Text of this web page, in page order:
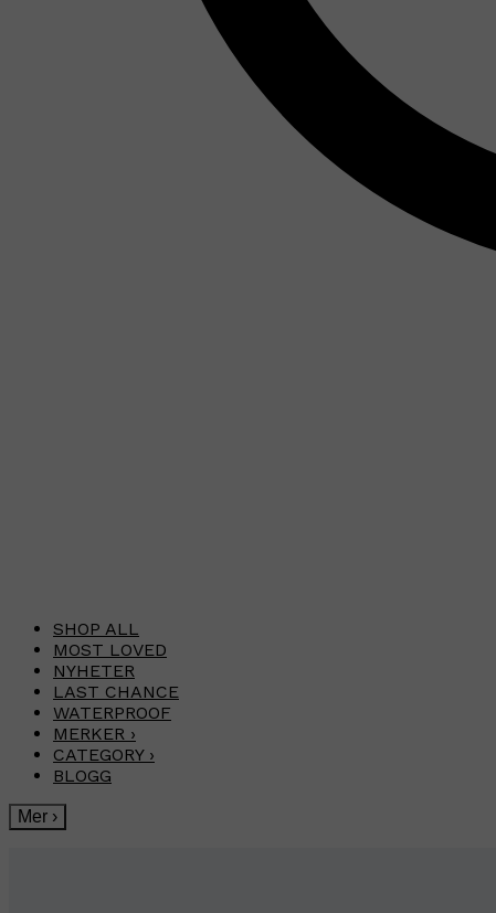
SHOP ALL
MOST LOVED
NYHETER
LAST CHANCE
WATERPROOF
MERKER ›
CATEGORY ›
BLOGG
Mer ›